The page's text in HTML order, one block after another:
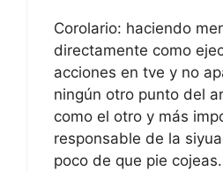
Corolario: haciendo
directamente como
acciones en tve y no
ningún otro punto del
como el otro y más
responsable de la
poco de que pie cojeas.